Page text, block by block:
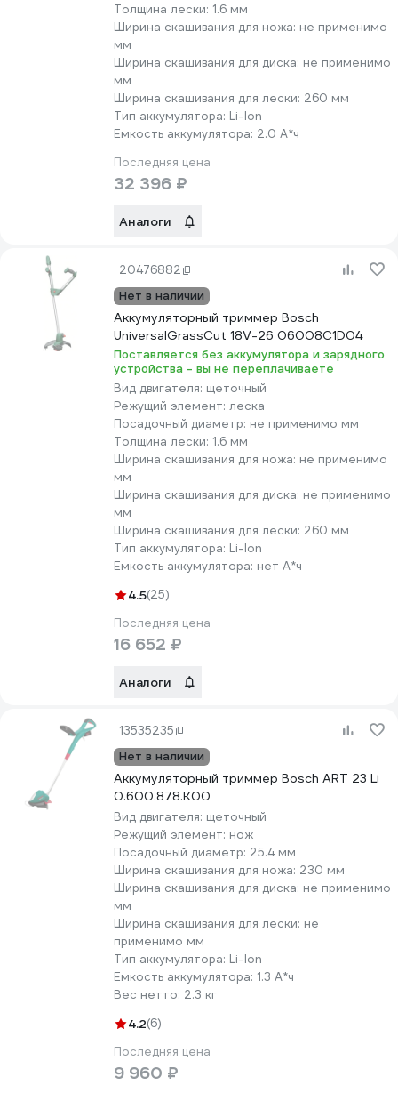
Толщина лески: 1.6 мм
Ширина скашивания для ножа: не применимо
мм
Ширина скашивания для диска: не применимо
мм
Ширина скашивания для лески: 260 мм
Тип аккумулятора: Li-lon
Емкость аккумулятора: 2.0 А*ч
Последняя цена
32 396 ₽
Аналоги
20476882
Нет в наличии
Аккумуляторный триммер Bosch
UniversalGrassCut 18V-26 06008C1D04
Поставляется без аккумулятора и зарядного
устройства - вы не переплачиваете
Вид двигателя: щеточный
Режущий элемент: леска
Посадочный диаметр: не применимо мм
Толщина лески: 1.6 мм
Ширина скашивания для ножа: не применимо
мм
Ширина скашивания для диска: не применимо
мм
Ширина скашивания для лески: 260 мм
Тип аккумулятора: Li-lon
Емкость аккумулятора: нет А*ч
4.5(25)
Последняя цена
16 652 ₽
Аналоги
13535235
Нет в наличии
Аккумуляторный триммер Bosch ART 23 Li
0.600.878.K00
Вид двигателя: щеточный
Режущий элемент: нож
Посадочный диаметр: 25.4 мм
Ширина скашивания для ножа: 230 мм
Ширина скашивания для диска: не применимо
мм
Ширина скашивания для лески: не
применимо мм
Тип аккумулятора: Li-lon
Емкость аккумулятора: 1.3 А*ч
Вес нетто: 2.3 кг
4.2(6)
Последняя цена
9 960 ₽